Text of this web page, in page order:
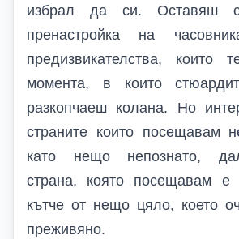
избрал да си. Оставяш
пренастройка на
предизвикателства, които
момента, в които
разкопчаеш колана. Но
страните които посещавам
като нещо непознато,
страна, която посещавам е
кътче от нещо цяло, което
преживяно.